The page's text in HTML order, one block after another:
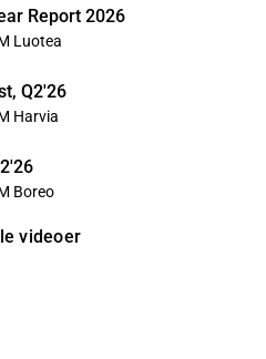
Report 2026
Luotea
Q2'26
Harvia
Boreo
videoer